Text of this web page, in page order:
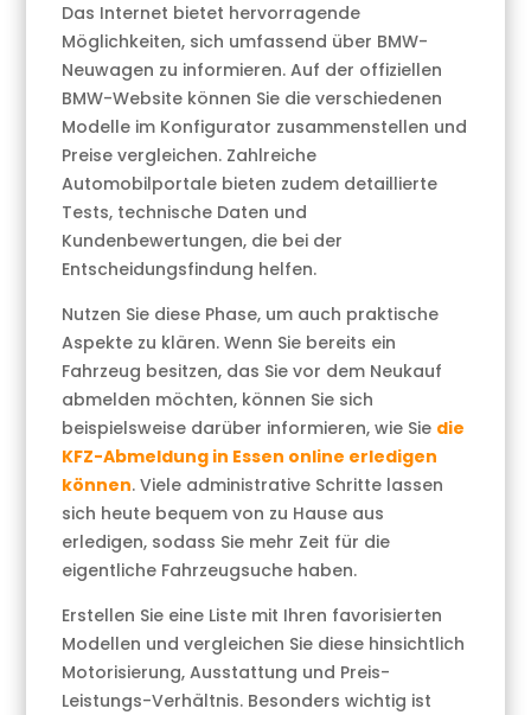
Das Internet bietet hervorragende
Möglichkeiten, sich umfassend über BMW-
Neuwagen zu informieren. Auf der offiziellen
BMW-Website können Sie die verschiedenen
Modelle im Konfigurator zusammenstellen und
Preise vergleichen. Zahlreiche
Automobilportale bieten zudem detaillierte
Tests, technische Daten und
Kundenbewertungen, die bei der
Entscheidungsfindung helfen.
Nutzen Sie diese Phase, um auch praktische
Aspekte zu klären. Wenn Sie bereits ein
Fahrzeug besitzen, das Sie vor dem Neukauf
abmelden möchten, können Sie sich
beispielsweise darüber informieren, wie Sie die
KFZ-Abmeldung in Essen online erledigen
können. Viele administrative Schritte lassen
sich heute bequem von zu Hause aus
erledigen, sodass Sie mehr Zeit für die
eigentliche Fahrzeugsuche haben.
Erstellen Sie eine Liste mit Ihren favorisierten
Modellen und vergleichen Sie diese hinsichtlich
Motorisierung, Ausstattung und Preis-
Leistungs-Verhältnis. Besonders wichtig ist